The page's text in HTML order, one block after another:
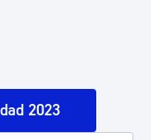
2023